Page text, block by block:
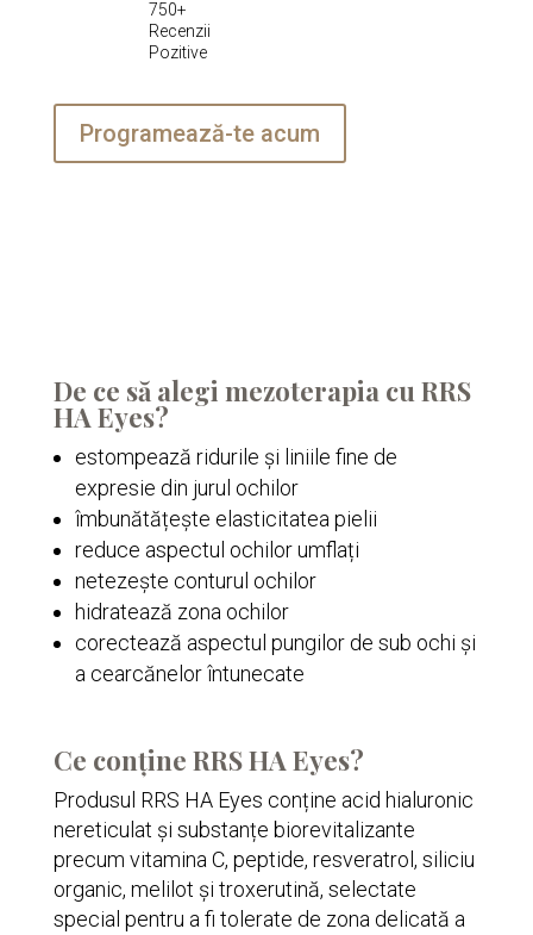
750+
Recenzii
Pozitive
Programează-te acum
De ce să alegi mezoterapia cu RRS
HA Eyes?
estompează ridurile și liniile fine de
expresie din jurul ochilor
îmbunătățește elasticitatea pielii
reduce aspectul ochilor umflați
netezește conturul ochilor
hidratează zona ochilor
corectează aspectul pungilor de sub ochi și
a cearcănelor întunecate
Ce conține RRS HA Eyes?
Produsul RRS HA Eyes conține acid hialuronic
nereticulat și substanțe biorevitalizante
precum vitamina C, peptide, resveratrol, siliciu
organic, melilot și troxerutină, selectate
special pentru a fi tolerate de zona delicată a